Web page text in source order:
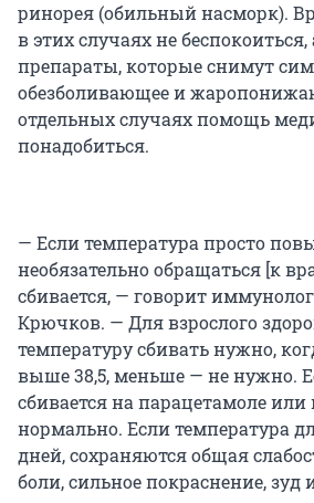
ринорея (обильный насморк).
в этих случаях не
препараты, которые снимут
обезболивающее и
отдельных случаях помощь
понадобиться.
— Если температура просто
необязательно обращаться [к
сбивается, — говорит
Крючков. — Для взрослого
температуру сбивать нужно,
выше 38,5, меньше — не нужно.
сбивается на парацетамоле или
нормально. Если температура
дней, сохраняются общая
боли, сильное покраснение, зуд